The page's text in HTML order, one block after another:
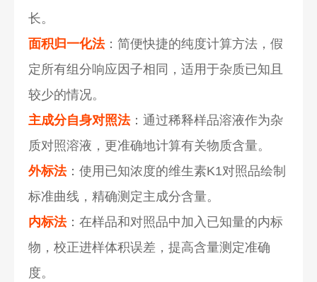
长。
面积归一化法：简便快捷的纯度计算方法，假
定所有组分响应因子相同，适用于杂质已知且
较少的情况。
主成分自身对照法：通过稀释样品溶液作为杂
质对照溶液，更准确地计算有关物质含量。
外标法：使用已知浓度的维生素K1对照品绘制
标准曲线，精确测定主成分含量。
内标法：在样品和对照品中加入已知量的内标
物，校正进样体积误差，提高含量测定准确
度。